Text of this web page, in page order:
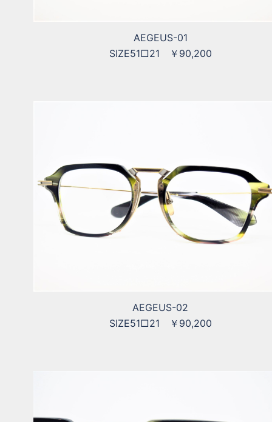
AEGEUS-01
SIZE51□21 ￥90,200
AEGEUS-02
SIZE51□21 ￥90,200